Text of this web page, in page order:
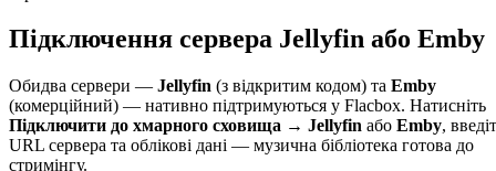
Підключення сервера Jellyfin або Emby
Обидва сервери — Jellyfin (з відкритим кодом) та Emby
(комерційний) — нативно підтримуються у Flacbox. Натисніть
Підключити до хмарного сховища → Jellyfin або Emby,
URL сервера та облікові дані — музична бібліотека готова до
стримінгу.